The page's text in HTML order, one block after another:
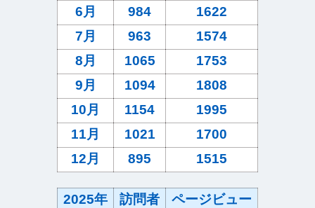
6月
984
1622
7月
963
1574
8月
1065
1753
9月
1094
1808
10月
1154
1995
11月
1021
1700
12月
895 1515
2025年 訪問者
ページビュー